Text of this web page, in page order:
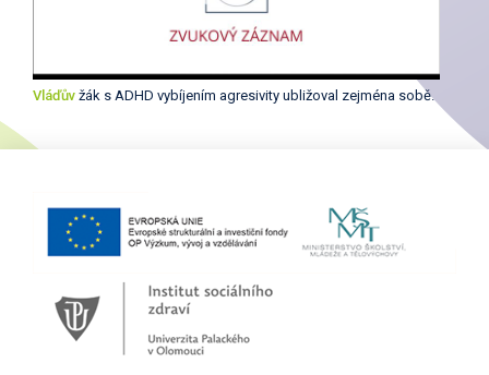
Vláďův žák s ADHD vybíjením agresivity ubližoval zejména sobě.